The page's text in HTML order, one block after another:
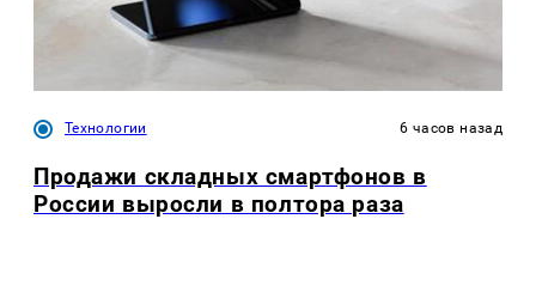
Технологии 6 часов назад
Продажи складных смартфонов в
России выросли в полтора раза